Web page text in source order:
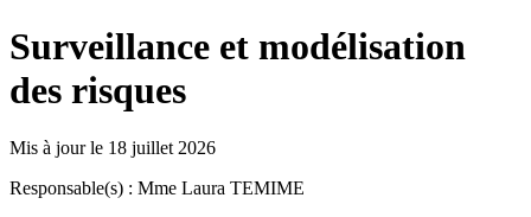
Surveillance et modélisation
des risques
Mis à jour le 18 juillet 2026
Responsable(s) : Mme Laura TEMIME